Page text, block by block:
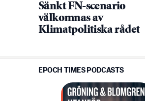
Sänkt FN-scenario
välkomnas av
Klimatpolitiska rådet
EPOCH TIMES PODCASTS